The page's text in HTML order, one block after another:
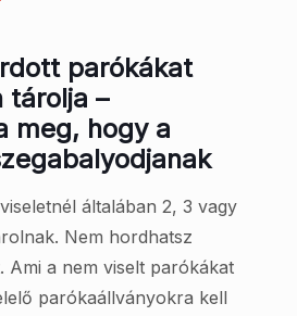
parókákat
tárolja –
meg, hogy a
általában 2, 3 vagy
Nem hordhatsz
Ami a nem viselt parókákat
parókaállványokra kell